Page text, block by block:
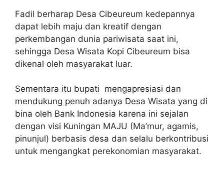
Fadil berharap Desa Cibeureum kedepannya
dapat lebih maju dan kreatif dengan
perkembangan dunia pariwisata saat ini,
sehingga Desa Wisata Kopi Cibeureum bisa
dikenal oleh masyarakat luar.
Sementara itu bupati mengapresiasi dan
mendukung penuh adanya Desa Wisata yang di
bina oleh Bank Indonesia karena ini sejalan
dengan visi Kuningan MAJU (Ma’mur, agamis,
pinunjul) berbasis desa dan selalu berkontribusi
untuk mengangkat perekonomian masyarakat.